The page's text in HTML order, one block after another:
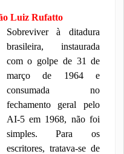
Luiz Rufatto
Sobreviver à ditadura
brasileira, instaurada
com o golpe de 31 de
março de 1964 e
consumada no
fechamento geral pelo
AI-5 em 1968, não foi
simples. Para os
escritores, tratava-se de